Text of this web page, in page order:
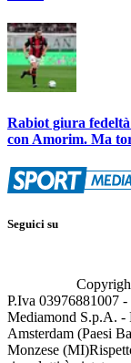
Rabiot giura
con Amorim. Ma
Seguici su
P.Iva 03976881007
Mediamond S.p.A. -
Amsterdam (Paesi
Monzese (MI)